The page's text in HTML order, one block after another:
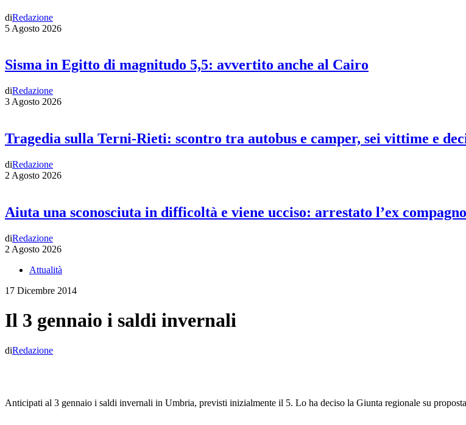
diRedazione
5 Agosto 2026
Sisma in Egitto di magnitudo 5,5: avvertito anche al Cairo
diRedazione
3 Agosto 2026
Tragedia sulla Terni-Rieti: scontro tra autobus e camper, sei vittime e
diRedazione
2 Agosto 2026
Aiuta una sconosciuta in difficoltà e viene ucciso: arrestato l’ex
diRedazione
2 Agosto 2026
Attualità
17 Dicembre 2014
Il 3 gennaio i saldi invernali
diRedazione
Anticipati al 3 gennaio i saldi invernali in Umbria, previsti inizialmente il 5. Lo ha deciso la Giunta regionale su proposta